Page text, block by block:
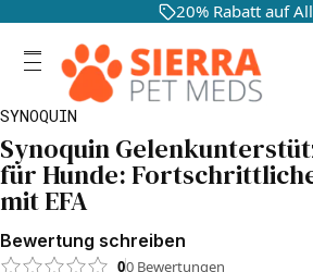
20% Rabatt auf
SYNOQUIN
Synoquin
für Hunde:
mit EFA
Bewertung schreiben
00 Bewertungen